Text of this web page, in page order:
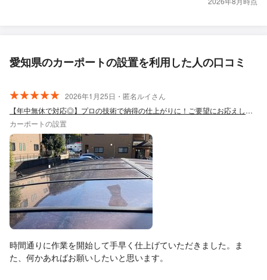
愛知県のカーポートの設置を利用した人の口コミ
2026年1月25日・匿名ルイさん
【年中無休で対応◎】プロの技術で納得の仕上がりに！ご要望にお応えします！
カーポートの設置
時間通りに作業を開始して手早く仕上げていただきました。ま
た、何かあればお願いしたいと思います。